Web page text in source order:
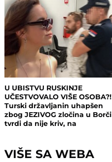
U UBISTVU RUSKINJE
UČESTVOVALO VIŠE OSOBA?!
Turski državljanin uhapšen
zbog JEZIVOG zločina u Borči
tvrdi da nije kriv, na
odnosu bili
VIŠE SA WEBA